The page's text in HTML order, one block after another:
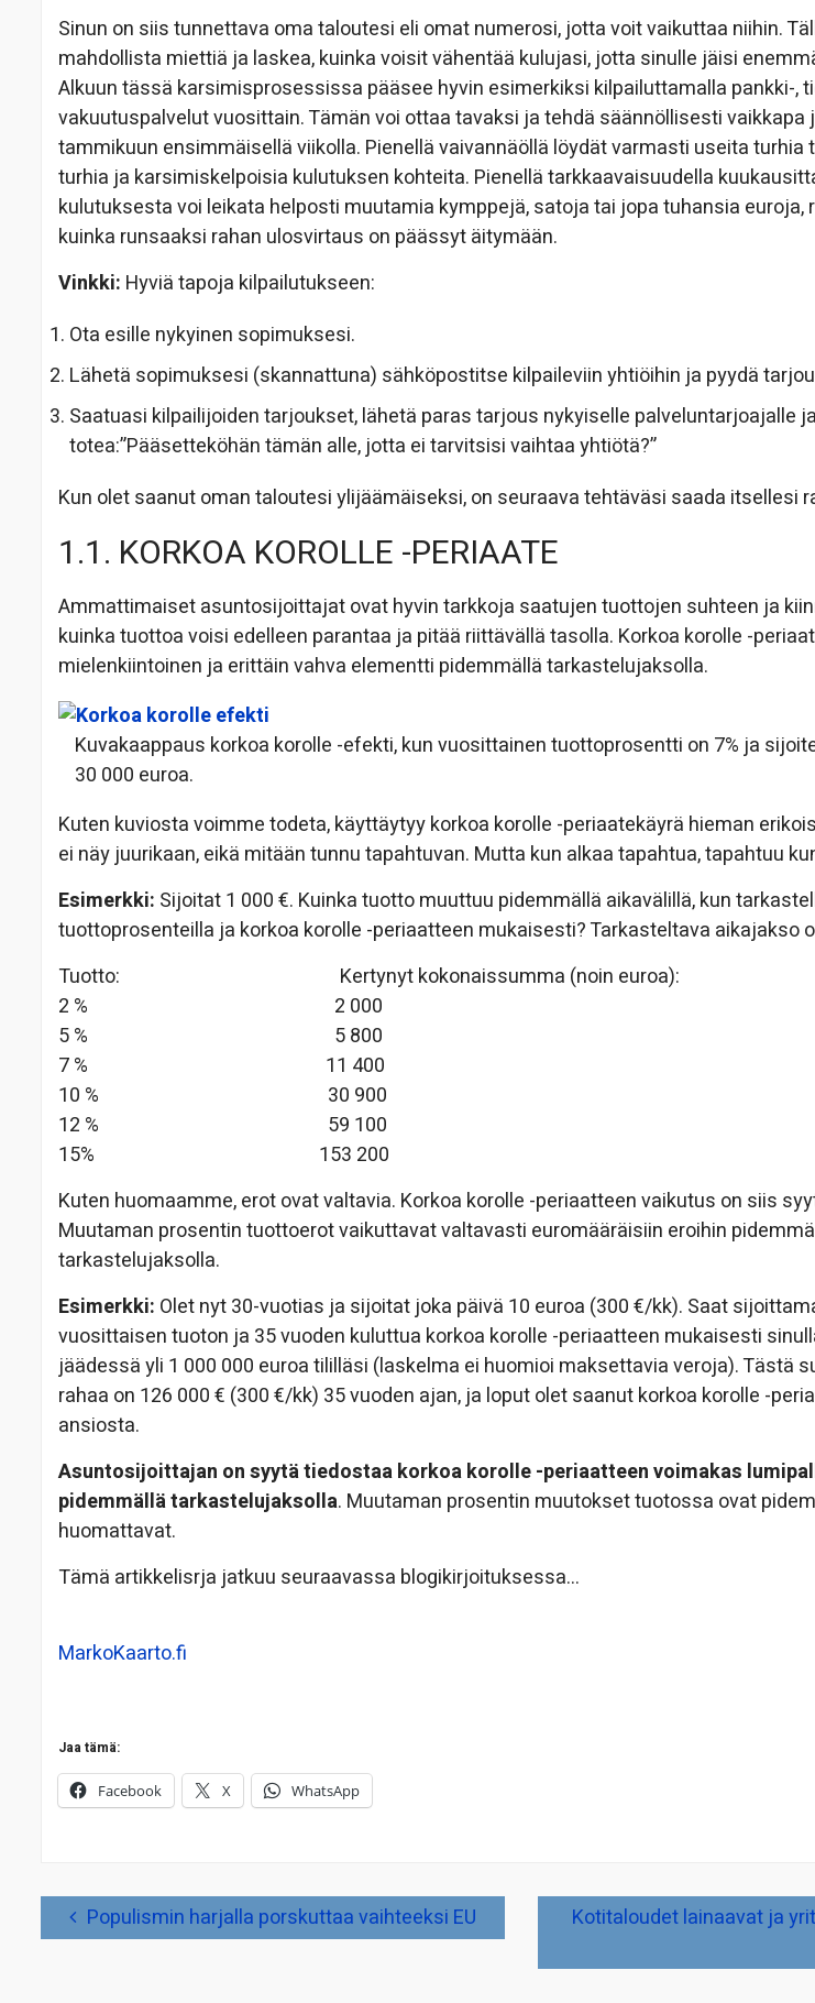
Sinun on siis tunnettava oma taloutesi eli omat numerosi, jotta voit vaikuttaa niihin.
mahdollista miettiä ja laskea, kuinka voisit vähentää kulujasi, jotta sinulle jäisi
Alkuun tässä karsimisprosessissa pääsee hyvin esimerkiksi kilpailuttamalla pankki-,
vakuutuspalvelut vuosittain. Tämän voi ottaa tavaksi ja tehdä säännöllisesti vaikkapa
tammikuun ensimmäisellä viikolla. Pienellä vaivannäöllä löydät varmasti useita turhia
turhia ja karsimiskelpoisia kulutuksen kohteita. Pienellä tarkkaavaisuudella
kulutuksesta voi leikata helposti muutamia kymppejä, satoja tai jopa tuhansia euroja,
kuinka runsaaksi rahan ulosvirtaus on päässyt äitymään.
Vinkki: Hyviä tapoja kilpailutukseen:
Ota esille nykyinen sopimuksesi.
Lähetä sopimuksesi (skannattuna) sähköpostitse kilpaileviin yhtiöihin ja pyydä
Saatuasi kilpailijoiden tarjoukset, lähetä paras tarjous nykyiselle palveluntarjoajalle ja
totea:”Pääsetteköhän tämän alle, jotta ei tarvitsisi vaihtaa yhtiötä?”
Kun olet saanut oman taloutesi ylijäämäiseksi, on seuraava tehtäväsi saada itsellesi
1.1. KORKOA KOROLLE -PERIAATE
Ammattimaiset asuntosijoittajat ovat hyvin tarkkoja saatujen tuottojen suhteen ja
kuinka tuottoa voisi edelleen parantaa ja pitää riittävällä tasolla. Korkoa korolle -
mielenkiintoinen ja erittäin vahva elementti pidemmällä tarkastelujaksolla.
Kuvakaappaus korkoa korolle -efekti, kun vuosittainen tuottoprosentti on 7% ja
30 000 euroa.
Kuten kuviosta voimme todeta, käyttäytyy korkoa korolle -periaatekäyrä hieman
ei näy juurikaan, eikä mitään tunnu tapahtuvan. Mutta kun alkaa tapahtua, tapahtuu
Esimerkki: Sijoitat 1 000 €. Kuinka tuotto muuttuu pidemmällä aikavälillä, kun
tuottoprosenteilla ja korkoa korolle -periaatteen mukaisesti? Tarkasteltava aikajakso
Tuotto: Kertynyt kokonaissumma (noin euroa):
2 % 2 000
5 % 5 800
7 % 11 400
10 % 30 900
12 % 59 100
15% 153 200
Kuten huomaamme, erot ovat valtavia. Korkoa korolle -periaatteen vaikutus on siis
Muutaman prosentin tuottoerot vaikuttavat valtavasti euromääräisiin eroihin
tarkastelujaksolla.
Esimerkki: Olet nyt 30-vuotias ja sijoitat joka päivä 10 euroa (300 €/kk). Saat
vuosittaisen tuoton ja 35 vuoden kuluttua korkoa korolle -periaatteen mukaisesti
jäädessä yli 1 000 000 euroa tililläsi (laskelma ei huomioi maksettavia veroja). Tästä
rahaa on 126 000 € (300 €/kk) 35 vuoden ajan, ja loput olet saanut korkoa korolle -
ansiosta.
Asuntosijoittajan on syytä tiedostaa korkoa korolle -periaatteen voimakas
pidemmällä tarkastelujaksolla. Muutaman prosentin muutokset tuotossa ovat
huomattavat.
Tämä artikkelisrja jatkuu seuraavassa blogikirjoituksessa…
MarkoKaarto.fi
Jaa tämä:
Facebook X WhatsApp
ArtikkelienPopulismin harjalla porskuttaa vaihteeksi EU
Kotitaloudet lainaavat ja